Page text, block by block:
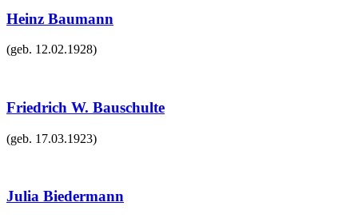
Heinz Baumann
(geb. 12.02.1928)
Friedrich W. Bauschulte
(geb. 17.03.1923)
Julia Biedermann